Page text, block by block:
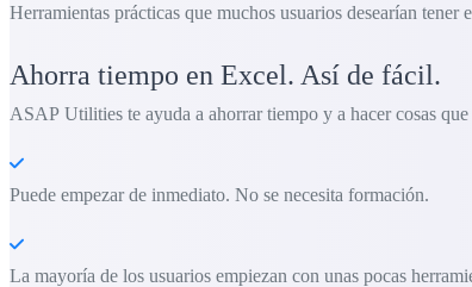
Herramientas prácticas que muchos usuarios desearían tener
Ahorra tiempo en Excel. Así de fácil.
ASAP Utilities te ayuda a ahorrar tiempo y a hacer cosas
Puede empezar de inmediato. No se necesita formación.
La mayoría de los usuarios empiezan con unas pocas